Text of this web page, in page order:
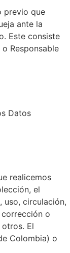
previo que
ante la
Este consiste
Responsable
Datos
realicemos
el
uso, circulación,
o
El
Colombia) o